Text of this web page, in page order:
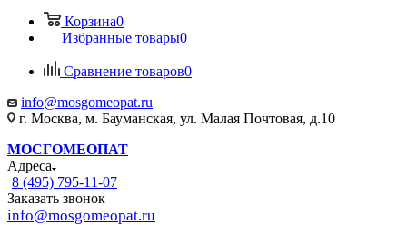
Корзина0
Избранные товары0
Сравнение товаров0
info@mosgomeopat.ru
г. Москва, м. Бауманская, ул. Малая Почтовая, д.10
МОСГОМЕОПАТ
Адреса
8 (495) 795-11-07
Заказать звонок
info@mosgomeopat.ru